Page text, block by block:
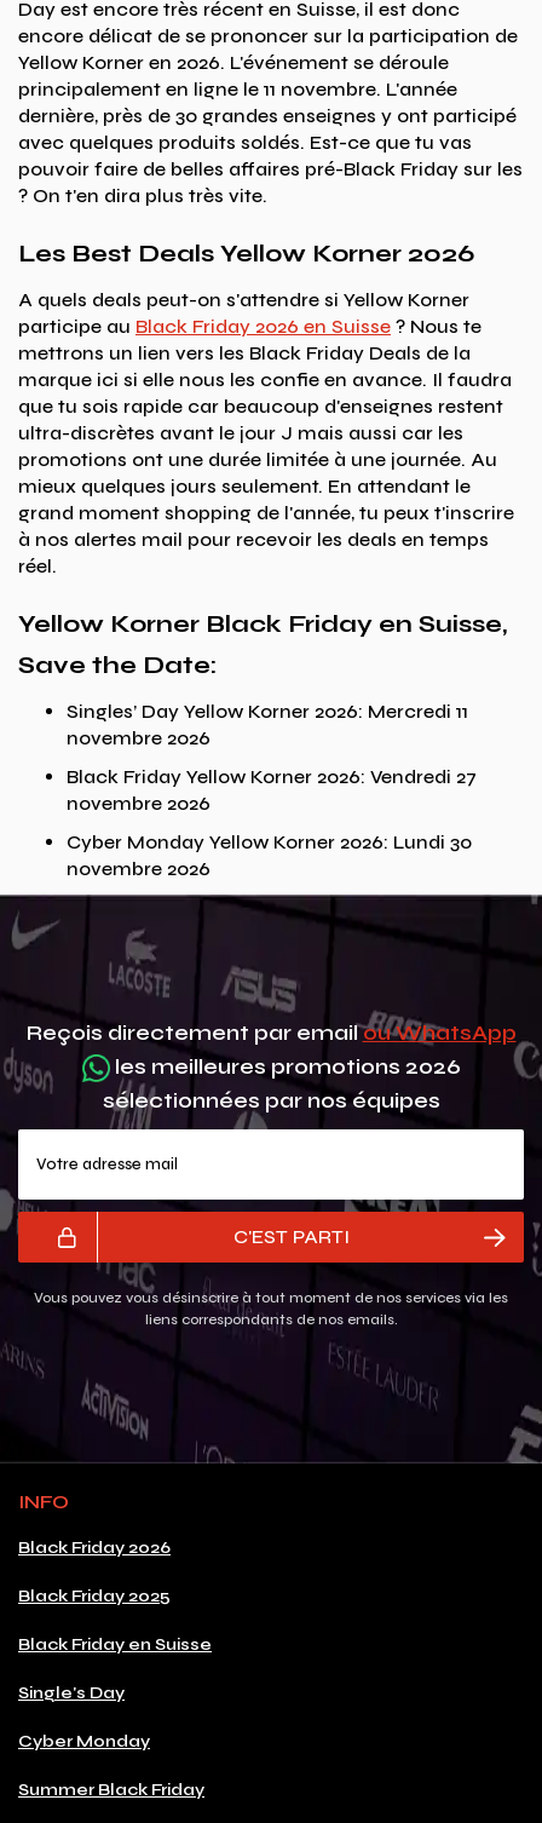
Day est encore très récent en Suisse, il est donc
encore délicat de se prononcer sur la participation de
Yellow Korner en 2026. L'événement se déroule
principalement en ligne le 11 novembre. L'année
dernière, près de 30 grandes enseignes y ont participé
avec quelques produits soldés. Est-ce que tu vas
pouvoir faire de belles affaires pré-Black Friday sur les
? On t'en dira plus très vite.
Les Best Deals Yellow Korner 2026
A quels deals peut-on s'attendre si Yellow Korner
participe au Black Friday 2026 en Suisse ? Nous te
mettrons un lien vers les Black Friday Deals de la
marque ici si elle nous les confie en avance. Il faudra
que tu sois rapide car beaucoup d'enseignes restent
ultra-discrètes avant le jour J mais aussi car les
promotions ont une durée limitée à une journée. Au
mieux quelques jours seulement. En attendant le
grand moment shopping de l'année, tu peux t'inscrire
à nos alertes mail pour recevoir les deals en temps
réel.
Yellow Korner Black Friday en Suisse,
Save the Date:
Singles’ Day Yellow Korner 2026: Mercredi 11
novembre 2026
Black Friday Yellow Korner 2026: Vendredi 27
novembre 2026
Cyber Monday Yellow Korner 2026: Lundi 30
novembre 2026
Reçois directement par emailou WhatsApp
les meilleures promotions 2026
sélectionnées par nos équipes
C'EST PARTI
Vous pouvez vous désinscrire à tout moment de nos services via les
liens correspondants de nos emails.
INFO
Black Friday 2026
Black Friday 2025
Black Friday en Suisse
Single's Day
Cyber Monday
Summer Black Friday